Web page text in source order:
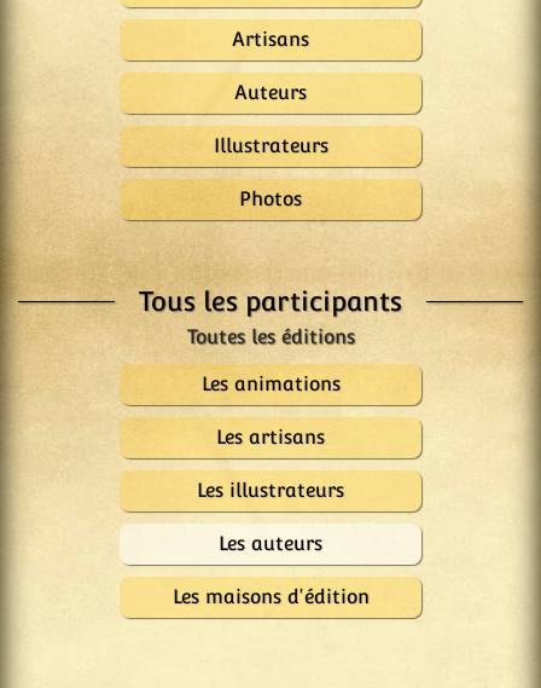
Artisans
Auteurs
Illustrateurs
Photos
Tous les participants
Les animations
Les artisans
Les illustrateurs
Les auteurs
Les maisons d'édition